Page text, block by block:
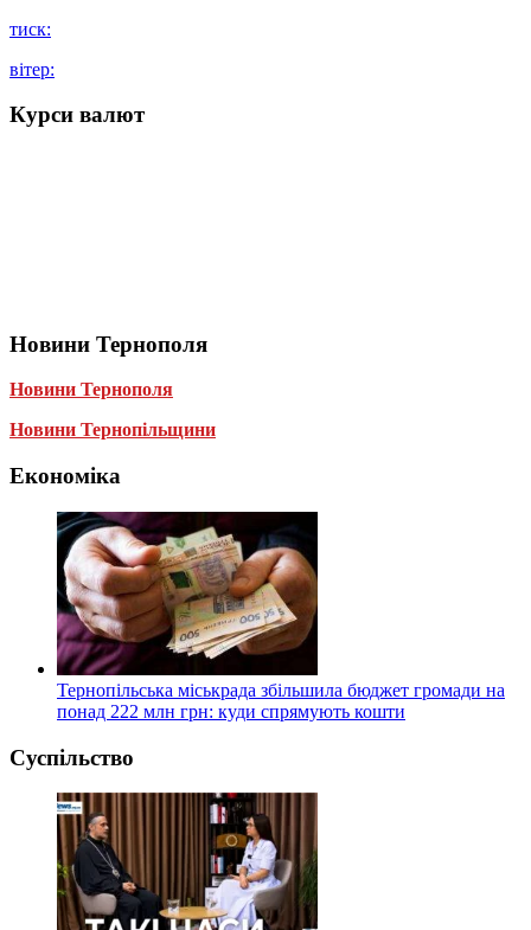
тиск:
вітер:
Курси валют
Новини Тернополя
Новини Тернополя
Новини Тернопільщини
Економіка
Тернопільська міськрада збільшила бюджет громади на
понад 222 млн грн: куди спрямують кошти
Суспільство